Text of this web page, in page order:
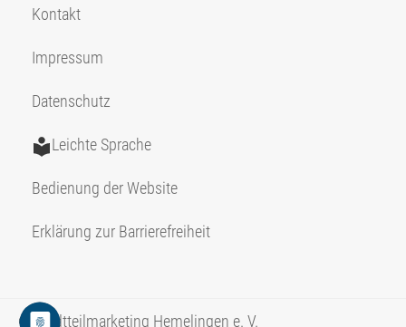
Kontakt
Impressum
Datenschutz
Leichte Sprache
Bedienung der Website
Erklärung zur Barrierefreiheit
© Stadtteilmarketing Hemelingen e. V.